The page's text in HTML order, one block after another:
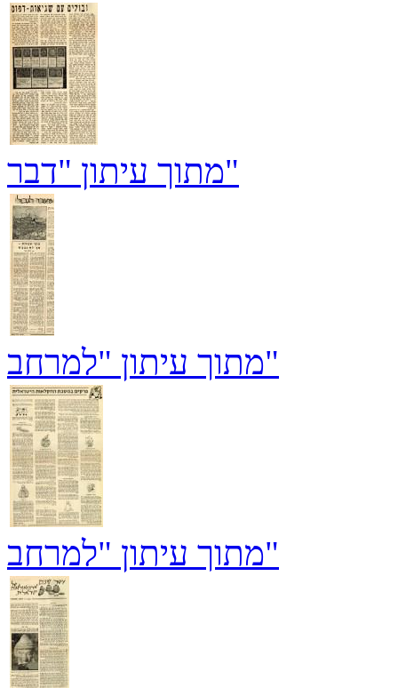
מתוך עיתון "דבר"
מתוך עיתון "למרחב"
מתוך עיתון "למרחב"